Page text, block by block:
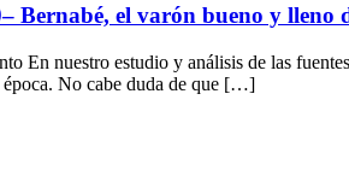
Bernabé, el varón bueno y lleno
nuestro estudio y análisis de las
época. No cabe duda de que […]